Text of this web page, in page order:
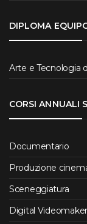
DIPLOMA
Arte e Tecnologia
CORSI ANNUALI
Documentario
Produzione
Sceneggiatura
Digital Videomaker